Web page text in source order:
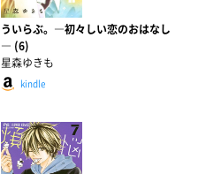
ういらぶ。―初々しい恋のおはなし
― (6)
星森ゆきも
kindle